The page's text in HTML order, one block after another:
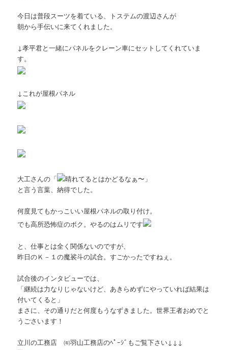
今日は普段スーツを着ている、トステムの渡辺さんが
朝から手伝いに来てくれました。
↓孝平君と一緒にパネルをクレーン車にセットしてくれていま
す。
↓これが屋根パネル
大工さんの「
晴れてるとはかどるなぁ〜」
と言う言葉、納得でした。
何度見てもかっこいい屋根パネルの取り付け。
でも高所恐怖症のボク。やるのはムリです
と、仕事とは全く関係ないのですが、
昨日のＫ－１の魔裟斗の試合。すごかったですねぇ。
試合後のインタビューでは、
「継続は力なりじゃないけど、あきらめずにやっていれば結果は
付いてくると」
まさに、その通りだと何度もうなずきました。世界王者おめでと
うごさいます！
立川の工務店 ㈲羽山工務店のﾍﾟｰｼﾞもご覧下さい↓↓↓